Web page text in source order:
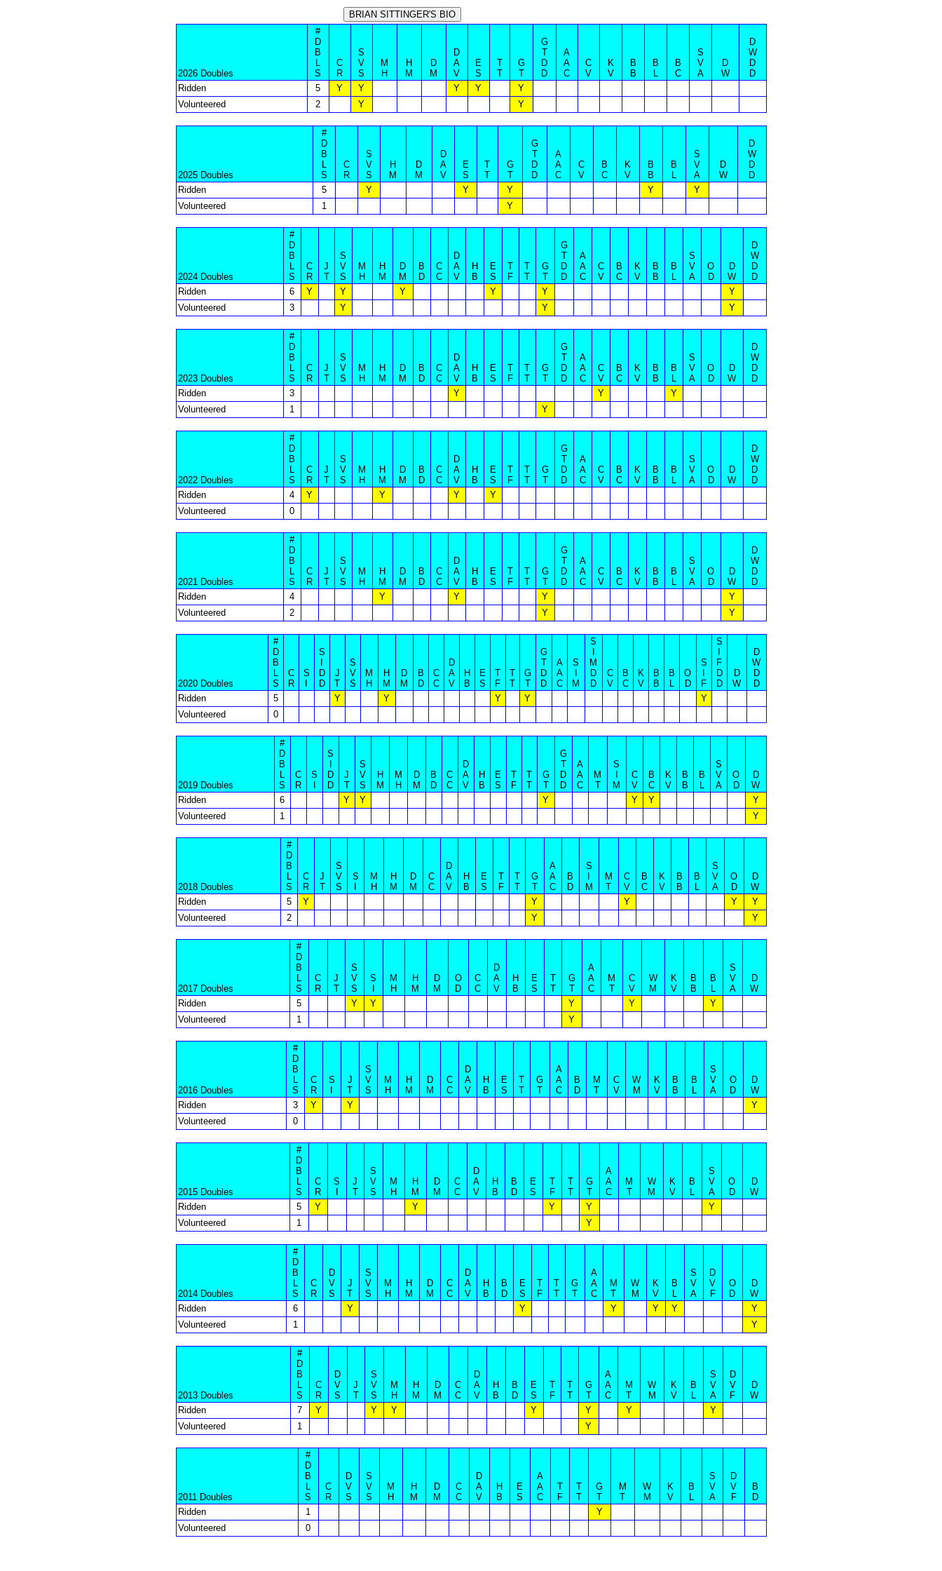
2026 Doubles
#
D
B
L
S
C
R
S
V
S
M
H
H
M
D
M
D
A
V
E
S
T
T
G
T
G
T
D
D
A
A
C
C
V
K
V
B
B
B
L
B
C
S
V
A
D
W
D
W
D
D
Ridden
5 Y Y Y Y
Y
Volunteered
2 Y Y
2025 Doubles
#
D
B
L
S
C
R
S
V
S
H
M
D
M
D
A
V
E
S
T
T
G
T
G
T
D
D
A
A
C
C
V
B
C
K
V
B
B
B
L
S
V
A
D
W
D
W
D
D
Ridden
5 Y Y Y Y
Y
Volunteered
1 Y
2024 Doubles
#
D
B
L
S
C
R
J
T
S
V
S
M
H
H
M
D
M
B
D
C
C
D
A
V
H
B
E
S
T
F
T
T
G
T
G
T
D
D
A
A
C
C
V
B
C
K
V
B
B
B
L
S
V
A
O
D
D
W
D
W
D
D
Ridden
6 Y Y Y Y Y
Y
Volunteered
3 Y Y Y
2023 Doubles
#
D
B
L
S
C
R
J
T
S
V
S
M
H
H
M
D
M
B
D
C
C
D
A
V
H
B
E
S
T
F
T
T
G
T
G
T
D
D
A
A
C
C
V
B
C
K
V
B
B
B
L
S
V
A
O
D
D
W
D
W
D
D
Ridden
3 Y Y
Y
Volunteered
1 Y
2022 Doubles
#
D
B
L
S
C
R
J
T
S
V
S
M
H
H
M
D
M
B
D
C
C
D
A
V
H
B
E
S
T
F
T
T
G
T
G
T
D
D
A
A
C
C
V
B
C
K
V
B
B
B
L
S
V
A
O
D
D
W
D
W
D
D
Ridden
4 Y Y Y
Y
Volunteered
0
2021 Doubles
#
D
B
L
S
C
R
J
T
S
V
S
M
H
H
M
D
M
B
D
C
C
D
A
V
H
B
E
S
T
F
T
T
G
T
G
T
D
D
A
A
C
C
V
B
C
K
V
B
B
B
L
S
V
A
O
D
D
W
D
W
D
D
Ridden
4 Y Y Y
Y
Volunteered
2 Y Y
2020 Doubles
#
D
B
L
S
C
R
S
S
D
D
J
T
S
V
S
M
H
H
M
D
M
B
D
C
C
D
A
V
H
B
E
S
T
F
T
T
G
T
G
T
D
D
A
A
C
S
M
S
M
D
D
C
V
B
C
K
V
B
B
B
L
O
D
S
F
S
F
D
D
D
W
D
W
D
D
Ridden
5 Y Y Y Y
Y
Volunteered
0
2019 Doubles
#
D
B
L
S
C
R
S
S
D
D
J
T
S
V
S
H
M
M
H
D
M
B
D
C
C
D
A
V
H
B
E
S
T
F
T
T
G
T
G
T
D
D
A
A
C
M
T
S
M
C
V
B
C
K
V
B
B
B
L
S
V
A
O
D
D
W
Ridden
6 Y Y Y Y Y
Y
Volunteered
1 Y
2018 Doubles
#
D
B
L
S
C
R
J
T
S
V
S
S
M
H
H
M
D
M
C
C
D
A
V
H
B
E
S
T
F
T
T
G
T
A
A
C
B
D
S
M
M
T
C
V
B
C
K
V
B
B
B
L
S
V
A
O
D
D
W
Ridden
5 Y Y Y Y
Y
Volunteered
2 Y Y
2017 Doubles
#
D
B
L
S
C
R
J
T
S
V
S
S
M
H
H
M
D
M
O
D
C
C
D
A
V
H
B
E
S
T
T
G
T
A
A
C
M
T
C
V
W
M
K
V
B
B
B
L
S
V
A
D
W
Ridden
5 Y Y Y Y
Y
Volunteered
1 Y
2016 Doubles
#
D
B
L
S
C
R
S
J
T
S
V
S
M
H
H
M
D
M
C
C
D
A
V
H
B
E
S
T
T
G
T
A
A
C
B
D
M
T
C
V
W
M
K
V
B
B
B
L
S
V
A
O
D
D
W
Ridden
3 Y Y
Y
Volunteered
0
2015 Doubles
#
D
B
L
S
C
R
S
J
T
S
V
S
M
H
H
M
D
M
C
C
D
A
V
H
B
B
D
E
S
T
F
T
T
G
T
A
A
C
M
T
W
M
K
V
B
L
S
V
A
O
D
D
W
Ridden
5 Y Y Y Y
Y
Volunteered
1 Y
2014 Doubles
#
D
B
L
S
C
R
D
V
S
J
T
S
V
S
M
H
H
M
D
M
C
C
D
A
V
H
B
B
D
E
S
T
F
T
T
G
T
A
A
C
M
T
W
M
K
V
B
L
S
V
A
D
V
F
O
D
D
W
Ridden
6 Y Y Y Y Y
Y
Volunteered
1 Y
2013 Doubles
#
D
B
L
S
C
R
D
V
S
J
T
S
V
S
M
H
H
M
D
M
C
C
D
A
V
H
B
B
D
E
S
T
F
T
T
G
T
A
A
C
M
T
W
M
K
V
B
L
S
V
A
D
V
F
D
W
Ridden
7 Y Y Y Y Y Y
Y
Volunteered
1 Y
2011 Doubles
#
D
B
L
S
C
R
D
V
S
S
V
S
M
H
H
M
D
M
C
C
D
A
V
H
B
E
S
A
A
C
T
F
T
T
G
T
M
T
W
M
K
V
B
L
S
V
A
D
V
F
B
D
Ridden
1
Y
Volunteered
0